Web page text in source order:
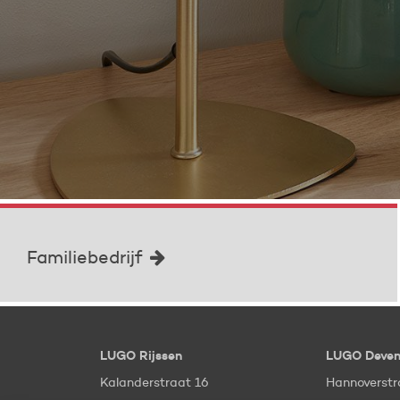
Familiebedrijf
LUGO Rijssen
Kalanderstraat 16
LUGO